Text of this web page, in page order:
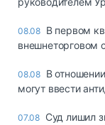
08.08 В первом
внешнеторговом
08.08 В
могут ввести
07.08 Суд лишил